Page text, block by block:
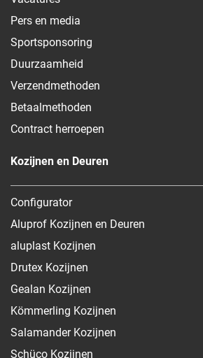
Pers en media
Sportsponsoring
Duurzaamheid
Verzendmethoden
Betaalmethoden
Contract herroepen
Kozijnen en Deuren
Configurator
Aluprof Kozijnen en Deuren
aluplast Kozijnen
Drutex Kozijnen
Gealan Kozijnen
Kömmerling Kozijnen
Salamander Kozijnen
Schüco Kozijnen